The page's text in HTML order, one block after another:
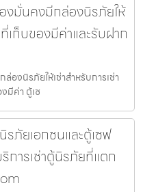
งมั่นคงมีกล่องนิรภัยให้
ที่เก็บของมีค่าและรับฝาก
งนิรภัยให้เช่าสำหรับการเช่า
มีค่า ตู้เซ
ภัยเอกชนและตู้เซฟ
การเช่าตู้นิรภัยที่แตก